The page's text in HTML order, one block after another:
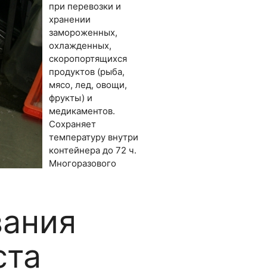
при перевозки и
хранении
замороженных,
охлажденных,
скоропортящихся
продуктов (рыба,
мясо, лед, овощи,
фрукты) и
медикаментов.
Сохраняет
температуру внутри
контейнера до 72 ч.
Многоразового